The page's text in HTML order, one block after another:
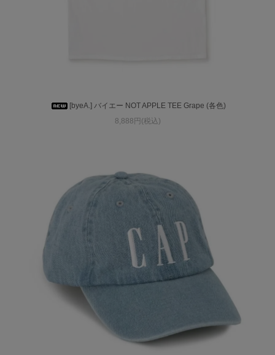
[byeA.] バイエー NOT APPLE TEE Grape (各色)
8,888円(税込)